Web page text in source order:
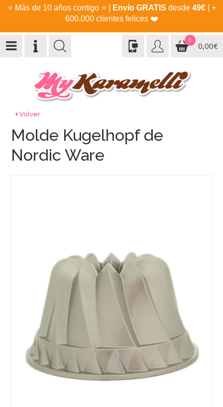
⭐ Más de 10 años contigo ⭐ Envío GRATIS desde 49€| +
600.000 clientes felices ❤️
0
0,00€
Volver
Molde Kugelhopf de
Nordic Ware